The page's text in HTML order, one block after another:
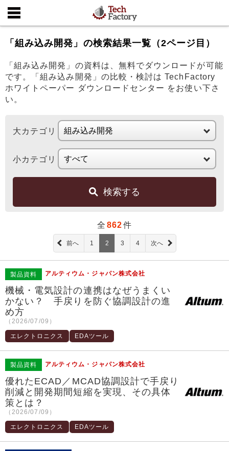
「組み込み開発」の検索結果一覧（2ページ目）
「組み込み開発」の資料は、無料でダウンロードが可能
です。「組み込み開発」の比較・検討は TechFactory
ホワイトペーパー ダウンロードセンター をお使い下さ
い。
大カテゴリ
小カテゴリ
検索する
全 862件
前へ 1 2 3 4 次へ
製品資料 アルティウム・ジャパン株式会社
機械・電気設計の連携はなぜうまくい
かない？ 手戻りを防ぐ協調設計の進
め方
（2026/07/09）
エレクトロニクス EDAツール
製品資料 アルティウム・ジャパン株式会社
優れたECAD／MCAD協調設計で手戻り
削減と開発期間短縮を実現、その具体
策とは？
（2026/07/09）
エレクトロニクス EDAツール